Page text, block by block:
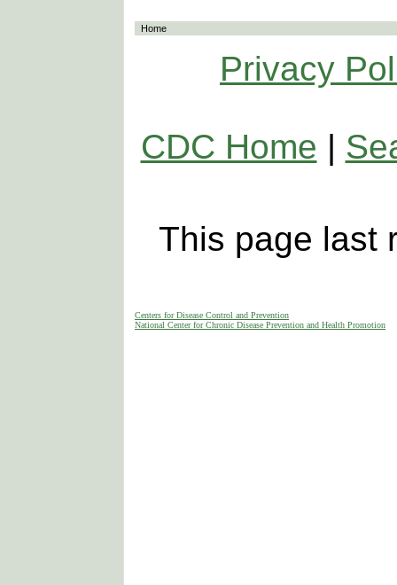
Home
Privacy
CDC Home |
This page last
Centers for Disease Control and Prevention
National Center for Chronic Disease Prevention and Health Promotion